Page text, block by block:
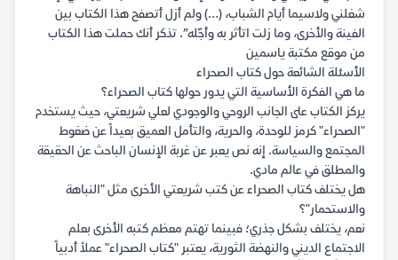
شغلني ولاسيما أيام الشباب، (…) ولم أزل أتصفح هذا الكتاب بين
الفينة والأخرى، وما زلت اتأثر به وأجّله”. تذكر أنك حملت هذا الكتاب
من موقع مكتبة ياسمين
الأسئلة الشائعة حول كتاب الصحراء
ما هي الفكرة الأساسية التي يدور حولها كتاب الصحراء؟
يركز الكتاب على الجانب الروحي والوجودي لعلي شريعتي، حيث يستخدم
"الصحراء" كرمز للوحدة، والحرية، والتأمل العميق بعيداً عن ضغوط
المجتمع والسياسة. إنه نص يعبر عن غربة الإنسان الباحث عن الحقيقة
والمطلق في عالم مادي.
هل يختلف كتاب الصحراء عن كتب شريعتي الأخرى مثل "النباهة
والاستحمار"؟
نعم، يختلف بشكل جذري؛ فبينما تهتم معظم كتبه الأخرى بعلم
الاجتماع الديني والنهضة الثورية، يعتبر "كتاب الصحراء" عملاً أدبياً